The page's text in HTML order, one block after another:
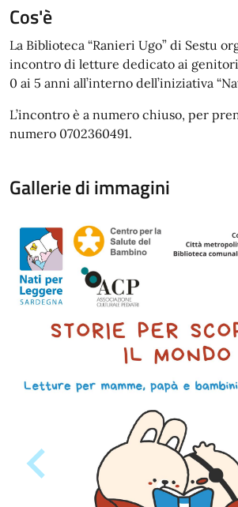
Cos'è
La Biblioteca “Ranieri Ugo” di Sestu
incontro di letture dedicato ai
0 ai 5 anni all’interno dell’iniziativa
L’incontro è a numero chiuso, per
numero 0702360491.
Gallerie di immagini